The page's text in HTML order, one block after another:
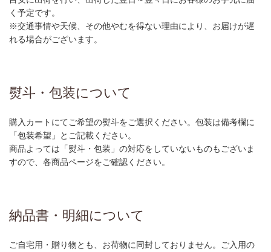
く予定です。
※交通事情や天候、その他やむを得ない理由により、お届けが遅
れる場合がございます。
熨斗・包装について
購入カートにてご希望の熨斗をご選択ください。包装は備考欄に
「包装希望」とご記載ください。
商品よっては「熨斗・包装」の対応をしていないものもございま
すので、各商品ページをご確認ください。
納品書・明細について
ご自宅用・贈り物とも、お荷物に同封しておりません。ご入用の